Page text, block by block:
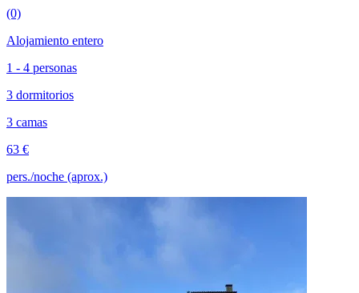
(0)
Alojamiento entero
1 - 4 personas
3 dormitorios
3 camas
63 €
pers./noche (aprox.)